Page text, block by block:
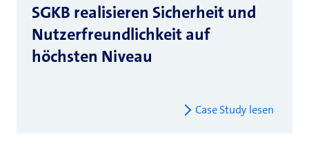
SGKB realisieren Sicherheit und
Nutzerfreundlichkeit auf
höchsten Niveau
Case Study lesen